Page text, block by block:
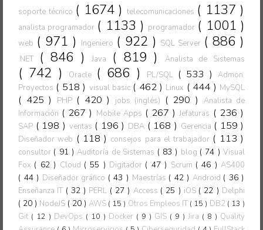
soporte técnico ( 1674 ) telecomunicaciones ( 1137 )
analista programador ( 1133 ) programador ( 1001 )
web ( 971 ) Ingeniero ( 922 ) SQL Server ( 886 )
.NET ( 846 )Java ( 819 ) Analista de Sistemas
( 742 ) Oracle ( 686 ) PL/SQL ( 533 )Admon.
Proyectos ( 518 ) visual basic ( 462 ) Linux ( 444 ) MySQL
( 425 ) PHP ( 420 ) jobs (inglés) ( 290 )
Analista de
Información ( 267 ) Mobile Apps ( 267 )Jefaturas ( 236 )
SAP ( 198 ) ventas ( 196 ) DBA ( 168 ) Gerencia ( 159 )
Diseñador web ( 118 ) consejos para el trabajador ( 113 )
consultor ( 91 )Auditoría de Sistemas ( 83 ) blog ( 74 )Visual
Fox ( 62 ) Cloud ( 55 ) Digitador ( 47 ) Scrum ( 46 ) AS400
( 44 ) Diseñador gráfico ( 43 ) Maestrías ( 42 ) Android ( 36 )
Enseñanza IT ( 32 ) PERL ( 27 ) Access ( 25 ) iOS ( 22 ) Delphi
( 20 ) NodeJS ( 20 )AWS ( 15 ) Otros Empleos IT ( 15 ) DB2 ( 13 )
Git ( 12 ) DevOps ( 10 ) Docker ( 9 ) GIS ( 9 ) Jira ( 8 ) Quality